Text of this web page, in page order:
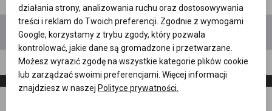
Natalia Skora, (35 l.)
działania strony, analizowania ruchu oraz dostosowywania
treści i reklam do Twoich preferencji. Zgodnie z wymogami
Google, korzystamy z trybu zgody, który pozwala
kontrolować, jakie dane są gromadzone i przetwarzane.
Możesz wyrazić zgodę na wszystkie kategorie plików cookie
lub zarządzać swoimi preferencjami. Więcej informacji
znajdziesz w naszej Polityce prywatności.